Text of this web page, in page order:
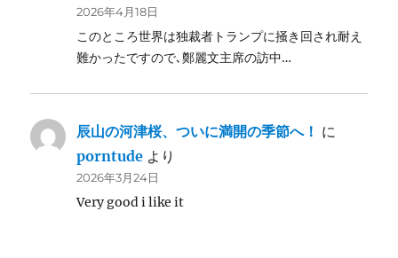
2026年4月18日
このところ世界は独裁者トランプに掻き回され耐え
難かったですので､鄭麗文主席の訪中…
辰山の河津桜、ついに満開の季節へ！ に
porntude より
2026年3月24日
Very good i like it